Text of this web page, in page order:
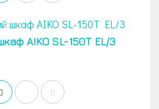
AIKO SL-150T EL/3